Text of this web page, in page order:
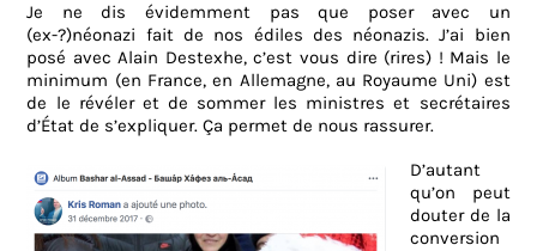
Je ne dis évidemment pas que poser avec un
(ex-?)néonazi fait de nos édiles des néonazis. J’ai bien
posé avec Alain Destexhe, c’est vous dire (rires) ! Mais le
minimum (en France, en Allemagne, au Royaume Uni) est
de le révéler et de sommer les ministres et secrétaires
d’État de s’expliquer. Ça permet de nous rassurer.
D’autant
qu’on peut
douter de la
conversion